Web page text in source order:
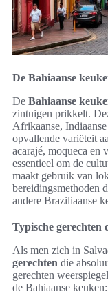
De Bahiaanse
De Bahiaanse
zintuigen prikkelt.
Afrikaanse,
opvallende variëteit
acarajé, moqueca en
essentieel om de
maakt gebruik van
bereidingsmethoden
andere Braziliaanse
Typische gerechten
Als men zich in
gerechten die
gerechten
de Bahiaanse keuken: